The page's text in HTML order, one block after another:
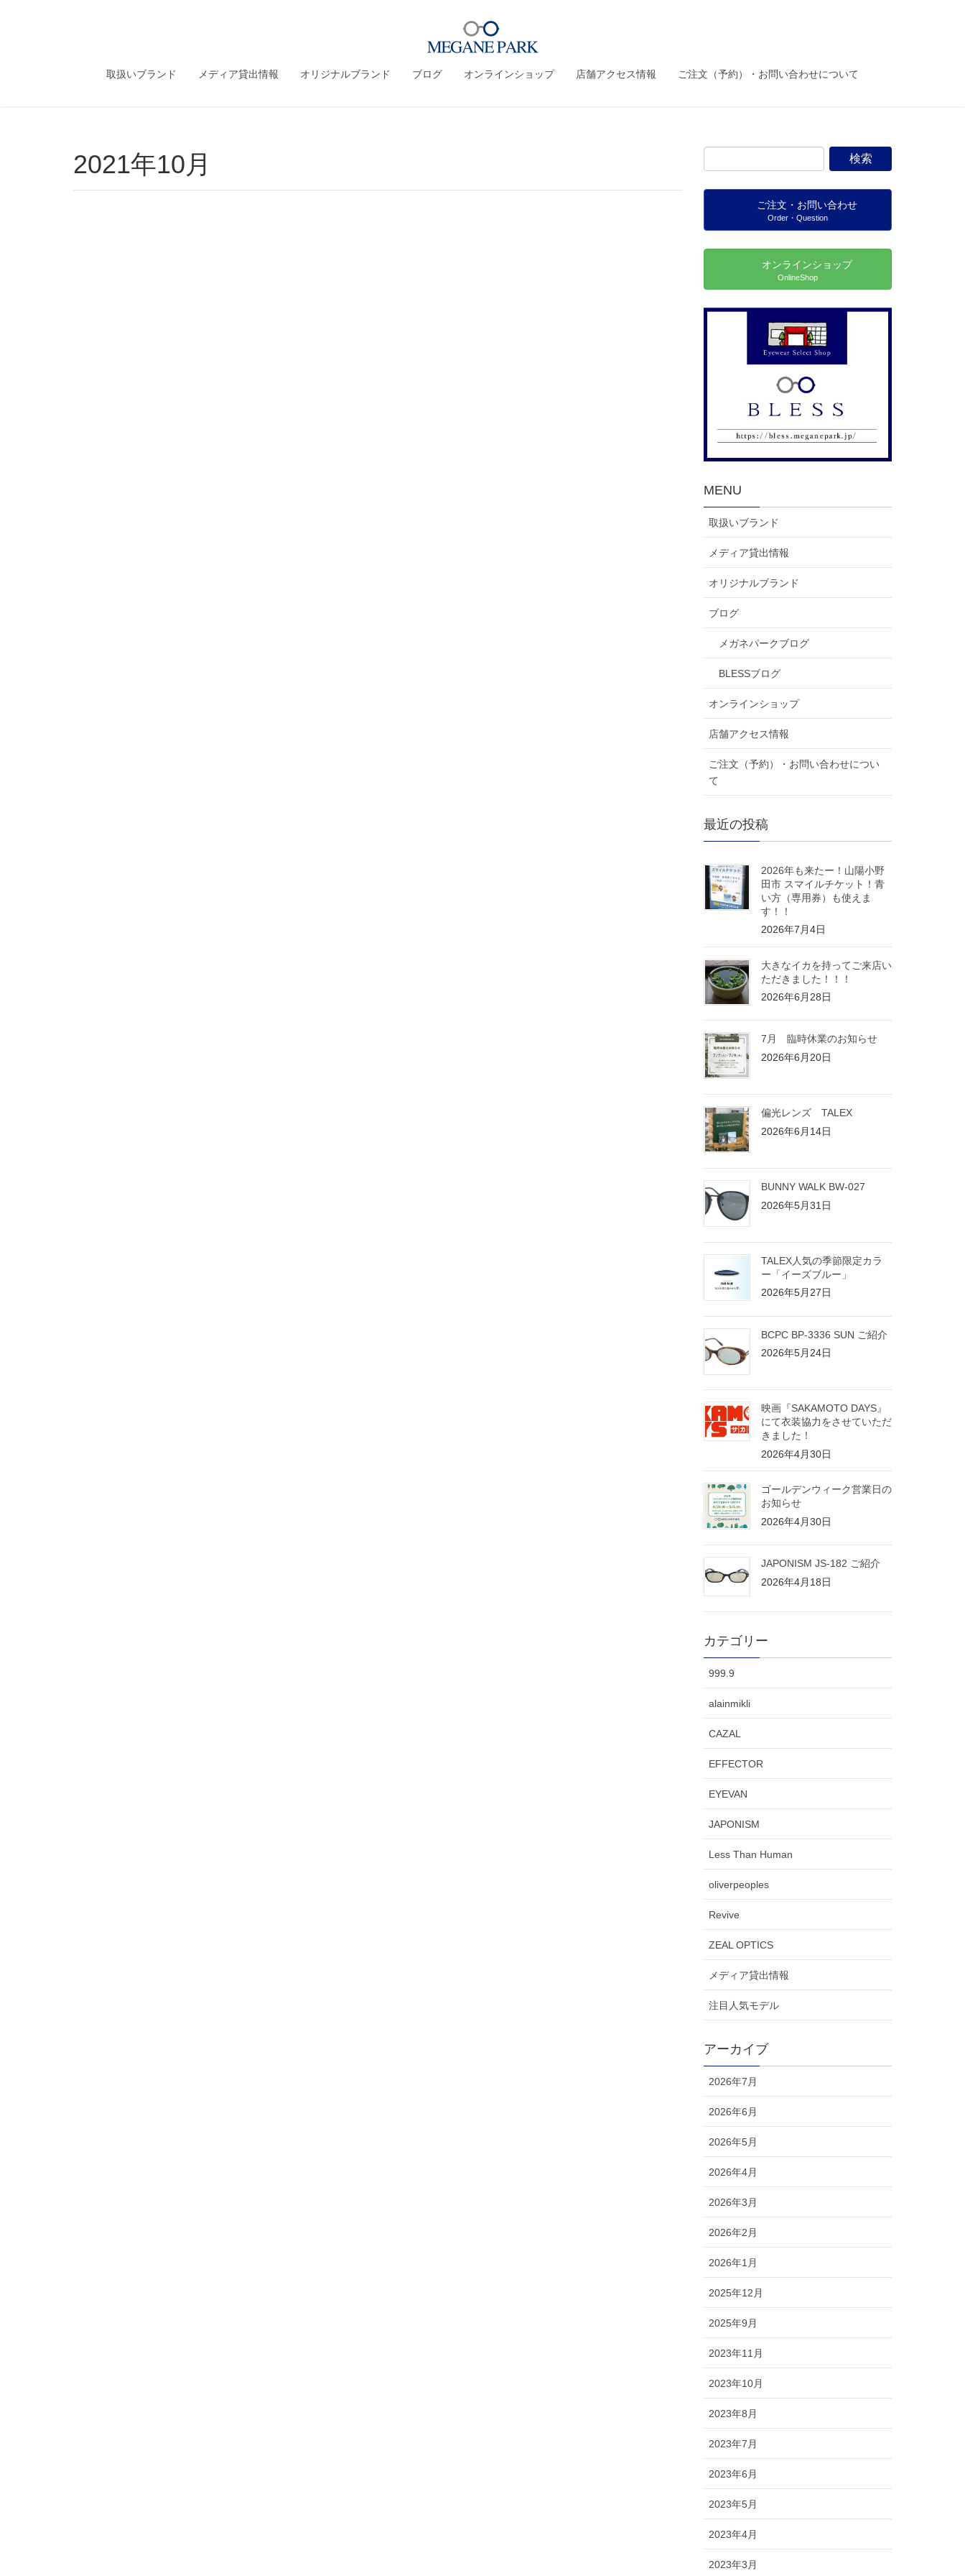
取扱いブランド メディア貸出情報 オリジナルブランド ブログ オンラインショップ 店舗アクセス情報 ご注文（予約）・お問い合わせについて
2021年10月
ご注文・お問い合わせ
Order・Question
オンラインショップ
OnlineShop
MENU
取扱いブランド
メディア貸出情報
オリジナルブランド
ブログ
メガネパークブログ
BLESSブログ
オンラインショップ
店舗アクセス情報
ご注文（予約）・お問い合わせについ
て
最近の投稿
2026年も来たー！山陽小野
田市 スマイルチケット！青
い方（専用券）も使えま
す！！
2026年7月4日
大きなイカを持ってご来店い
ただきました！！！
2026年6月28日
7月 臨時休業のお知らせ
2026年6月20日
偏光レンズ TALEX
2026年6月14日
BUNNY WALK BW-027
2026年5月31日
TALEX人気の季節限定カラ
ー「イーズブルー」
2026年5月27日
BCPC BP-3336 SUN ご紹介
2026年5月24日
映画『SAKAMOTO DAYS』
にて衣装協力をさせていただ
きました！
2026年4月30日
ゴールデンウィーク営業日の
お知らせ
2026年4月30日
JAPONISM JS-182 ご紹介
2026年4月18日
カテゴリー
999.9
alainmikli
CAZAL
EFFECTOR
EYEVAN
JAPONISM
Less Than Human
oliverpeoples
Revive
ZEAL OPTICS
メディア貸出情報
注目人気モデル
アーカイブ
2026年7月
2026年6月
2026年5月
2026年4月
2026年3月
2026年2月
2026年1月
2025年12月
2025年9月
2023年11月
2023年10月
2023年8月
2023年7月
2023年6月
2023年5月
2023年4月
2023年3月